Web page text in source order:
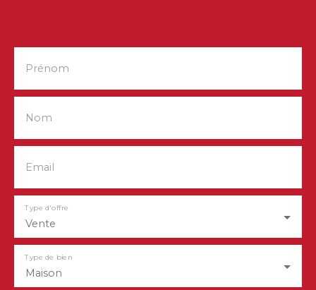
Prénom
Nom
Email
Vente
Type d'offre
Maison
Type de bien